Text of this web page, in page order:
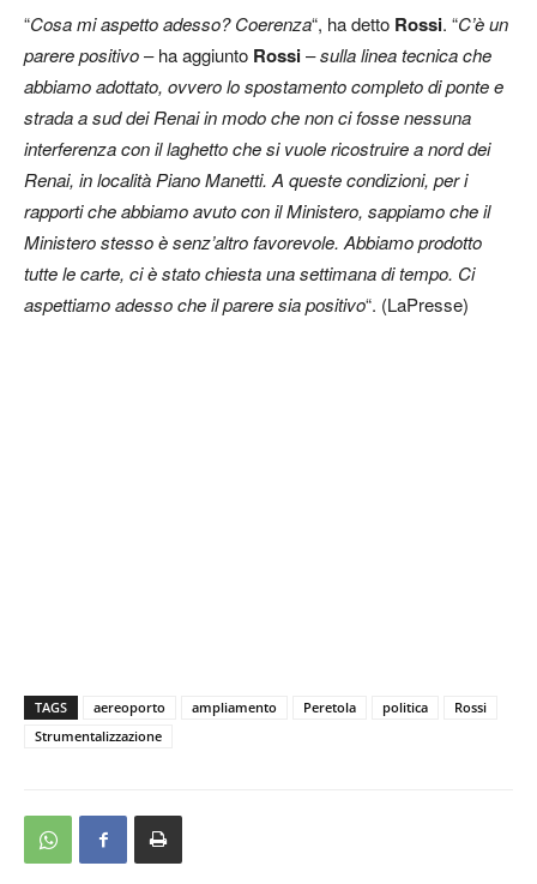
“Cosa mi aspetto adesso? Coerenza“, ha detto Rossi. “C’è un
parere positivo– ha aggiunto Rossi–sulla linea tecnica che
abbiamo adottato, ovvero lo spostamento completo di ponte e
strada a sud dei Renai in modo che non ci fosse nessuna
interferenza con il laghetto che si vuole ricostruire a nord dei
Renai, in località Piano Manetti. A queste condizioni, per i
rapporti che abbiamo avuto con il Ministero, sappiamo che il
Ministero stesso è senz’altro favorevole. Abbiamo prodotto
tutte le carte, ci è stato chiesta una settimana di tempo. Ci
aspettiamo adesso che il parere sia positivo“. (LaPresse)
TAGS aereoporto ampliamento Peretola politica
Rossi
Strumentalizzazione